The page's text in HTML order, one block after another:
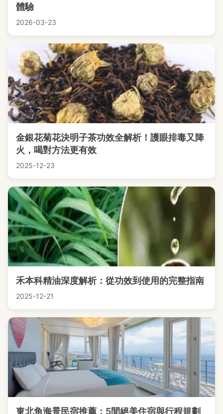
體驗
2026-03-23
金銀花菊花決明子茶功效全解析！護眼排毒又降
火，喝對方法更有效
2025-12-23
禾本科精油深度解析：從功效到使用的完整指南
2025-12-21
東北角海景民宿推薦：5間絕美住宿與行程規劃